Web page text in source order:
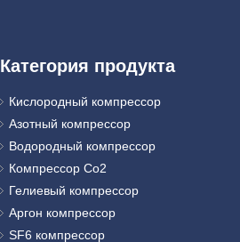
Категория продукта
Кислородный компрессор
Азотный компрессор
Водородный компрессор
Компрессор Co2
Гелиевый компрессор
Аргон компрессор
SF6 компрессор